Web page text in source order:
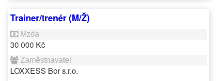
Trainer/trenér (M/Ž)
30 000 Kč
LOXXESS Bor s.r.o.